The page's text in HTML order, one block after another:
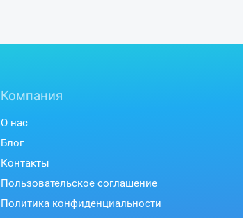
Компания
О нас
Блог
Контакты
Пользовательское соглашение
Политика конфиденциальности